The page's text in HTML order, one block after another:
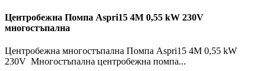
Центробежна Помпа Aspri15 4M 0,55 kW 230V
многостъпална
Центробежна многостъпална Помпа Aspri15 4M 0,55 kW
230V Многостъпална центробежна помпа...